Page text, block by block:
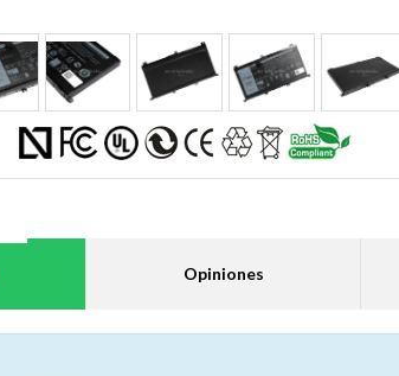
Opiniones